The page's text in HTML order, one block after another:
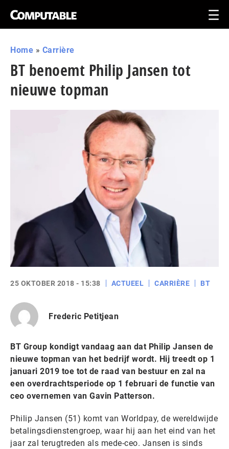
Home » Carrière
BT benoemt Philip Jansen tot
nieuwe topman
25 OKTOBER 2018 - 15:38 ACTUEEL CARRIÈRE BT
Frederic Petitjean
BT Group kondigt vandaag aan dat Philip Jansen de
nieuwe topman van het bedrijf wordt. Hij treedt op 1
januari 2019 toe tot de raad van bestuur en zal na
een overdrachtsperiode op 1 februari de functie van
ceo overnemen van Gavin Patterson.
Philip Jansen (51) komt van Worldpay, de wereldwijde
betalingsdienstengroep, waar hij aan het eind van het
jaar zal terugtreden als mede-ceo. Jansen is sinds